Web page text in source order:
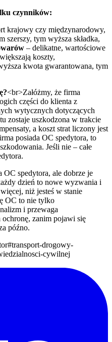
czynników:
krajowy czy międzynarodowy,
szerszy, tym wyższa składka,
– delikatne, wartościowe
koszty,
kwota gwarantowana, tym
<br>Załóżmy, że firma
części do klienta z
wytycznych dotyczących
zostaje uszkodzona w trakcie
a koszt strat liczony jest
posiada OC spedytora, to
Jeśli nie – całe
OC spedytora, ale dobrze je
dzień to nowe wyzwania i
niż jesteś w stanie
OC to nie tylko
i przewaga
zanim pojawi się
późno.
#transport-drogowy-
cywilnej